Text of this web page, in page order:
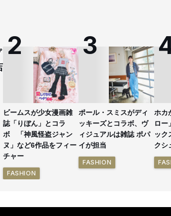
ビームスが少女漫画雑
誌「りぼん」とコラ
ボ 「神風怪盗ジャン
ヌ」など6作品をフィー
チャー
FASHION
ポール・スミスがディ
ッキーズとコラボ、ヴ
ィジュアルは雑誌 ポパ
イが担当
FASHION
ホカ
ロ
ック
クシ